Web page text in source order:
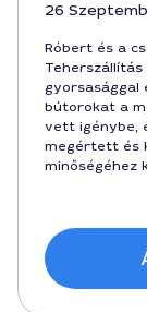
26
Róbert és a
gyorsasággal
bútorokat a
vett igénybe,
megértett és
minőségéhez